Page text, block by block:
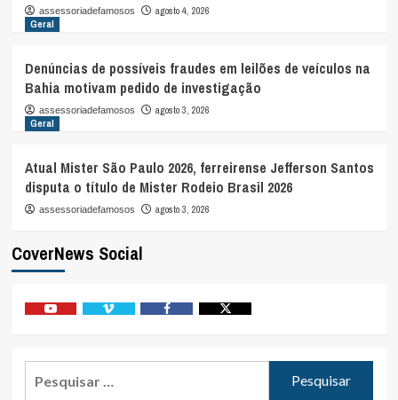
assessoriadefamosos
agosto 4, 2026
Geral
Denúncias de possíveis fraudes em leilões de veículos na
Bahia motivam pedido de investigação
assessoriadefamosos
agosto 3, 2026
Geral
Atual Mister São Paulo 2026, ferreirense Jefferson Santos
disputa o título de Mister Rodeio Brasil 2026
assessoriadefamosos agosto 3, 2026
CoverNews Social